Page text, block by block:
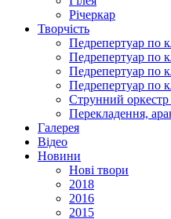
Річеркар
Творчість
Педрепертуар по
Педрепертуар по
Педрепертуар по
Педрепертуар по
Струнний
Перекладення,
Галерея
Відео
Новини
Нові твори
2018
2016
2015